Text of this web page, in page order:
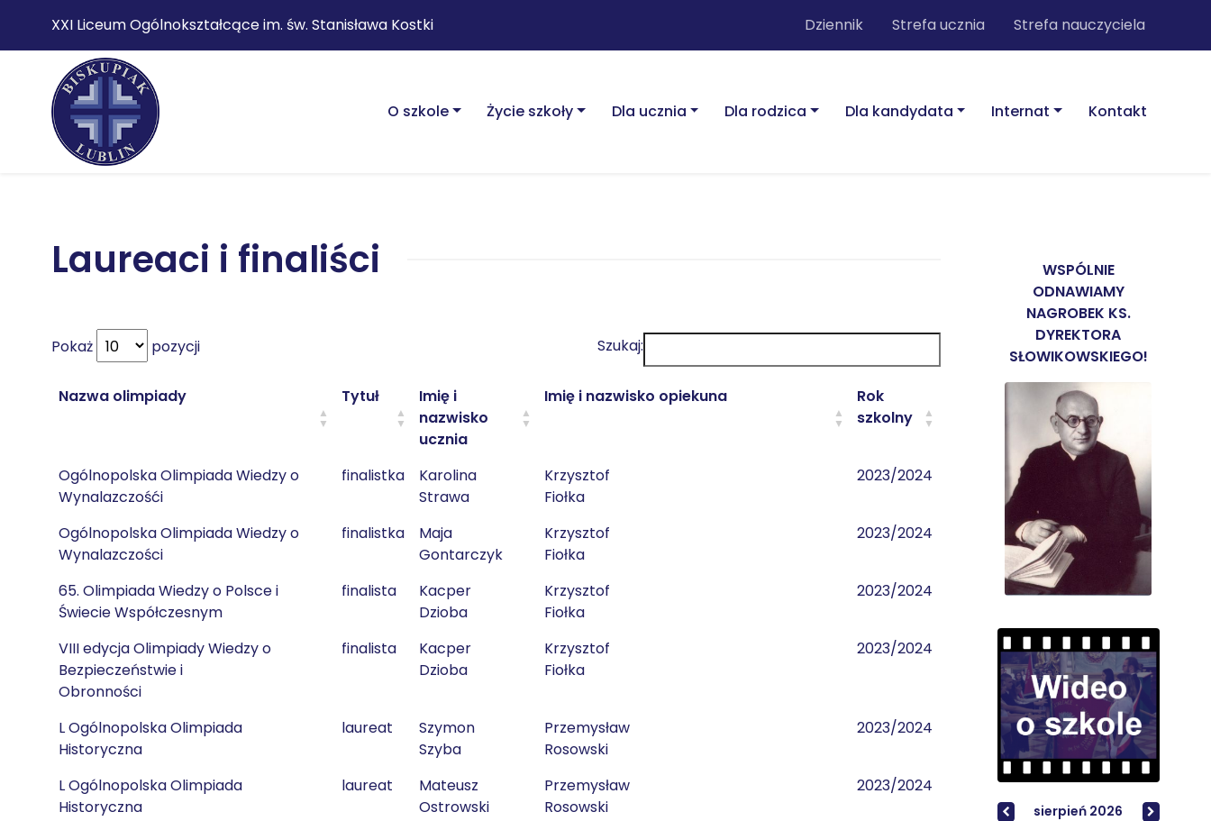
XXI Liceum Ogólnokształcące im. św. Stanisława Kostki Dziennik Strefa ucznia Strefa nauczyciela
O szkole Życie szkoły Dla ucznia Dla rodzica Dla kandydata Internat Kontakt
Laureaci i finaliści
Pokaż pozycji Szukaj:
Nazwa olimpiady Tytuł
Imię i
nazwisko
ucznia
Imię i nazwisko opiekuna
Rok
szkolny
Ogólnopolska Olimpiada Wiedzy o
Wynalazczośći
finalistka
Karolina
Strawa
Krzysztof
Fiołka
2023/2024
Ogólnopolska Olimpiada Wiedzy o
Wynalazczości
finalistka
Maja
Gontarczyk
Krzysztof
Fiołka
2023/2024
65. Olimpiada Wiedzy o Polsce i
Świecie Współczesnym
finalista
Kacper
Dzioba
Krzysztof
Fiołka
2023/2024
VIII edycja Olimpiady Wiedzy o
Bezpieczeństwie i
Obronności
finalista
Kacper
Dzioba
Krzysztof
Fiołka
2023/2024
L Ogólnopolska Olimpiada
Historyczna
laureat
Szymon
Szyba
Przemysław
Rosowski
2023/2024
L Ogólnopolska Olimpiada
Historyczna
laureat
Mateusz
Ostrowski
Przemysław
Rosowski
2023/2024
WSPÓLNIE
ODNAWIAMY
NAGROBEK KS.
DYREKTORA
SŁOWIKOWSKIEGO!
sierpień 2026